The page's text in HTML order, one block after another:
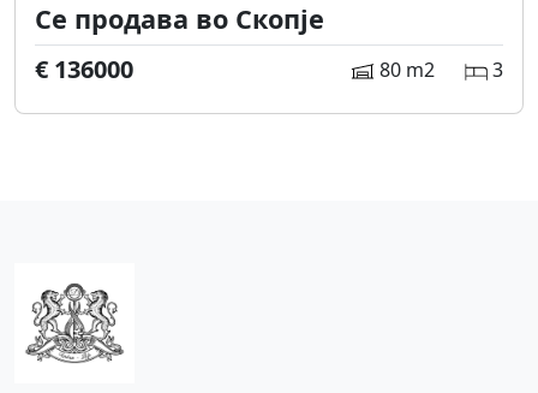
Се продава во Скопје
€ 136000 80 m2 3